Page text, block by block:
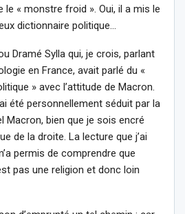
le « monstre froid ». Oui, il a mis le
dictionnaire politique…
Dramé Sylla qui, je crois, parlant
en France, avait parlé du «
» avec l’attitude de Macron.
été personnellement séduit par la
Macron, bien que je sois encré
de la droite. La lecture que j’ai
permis de comprendre que
pas une religion et donc loin